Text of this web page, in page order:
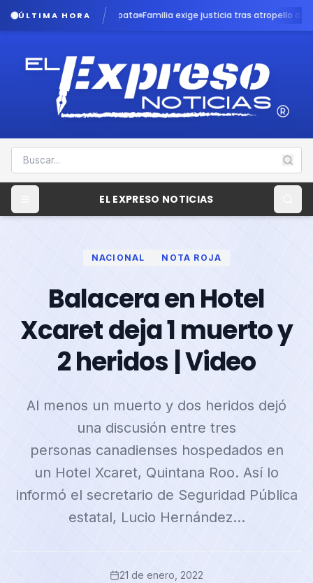
ÚLTIMA HORA
Dafne Zapata Familia exige justicia tras atropello de menor por
EL EXPRESO NOTICIAS
NACIONAL NOTA ROJA
Balacera en Hotel
Xcaret deja 1 muerto y
2 heridos | Video
Al menos un muerto y dos heridos dejó
una discusión entre tres
personas canadienses hospedados en
un Hotel Xcaret, Quintana Roo. Así lo
informó el secretario de Seguridad Pública
estatal, Lucio Hernández…
21 de enero, 2022